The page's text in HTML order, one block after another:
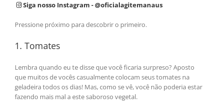
Siga nosso Instagram - @oficialagitemanaus
Pressione próximo para descobrir o primeiro.
1. Tomates
Lembra quando eu te disse que você ficaria surpreso? Aposto
que muitos de vocês casualmente colocam seus tomates na
geladeira todos os dias! Mas, como se vê, você não poderia estar
fazendo mais mal a este saboroso vegetal.